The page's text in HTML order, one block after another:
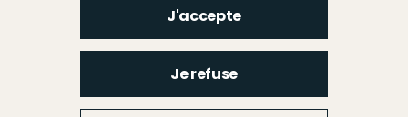
J'accepte
Je refuse
Footer
Qui sommes-nous ?Espace presseAgendaPublicationsBâtiment
CimentsLiants hydrauliques routiers